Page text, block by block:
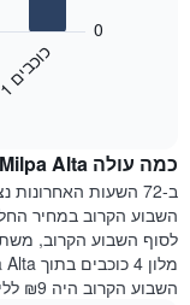
חדר
הלילה
שנמצא
היום
בימים
האחרונים
השלושה,
1כו
כ
ב
ים
0
כמה עולה Milpa Alta חדר מלון לסוף השבוע הקרוב?
השבוע הקרוב היה ₪9 ללילה.